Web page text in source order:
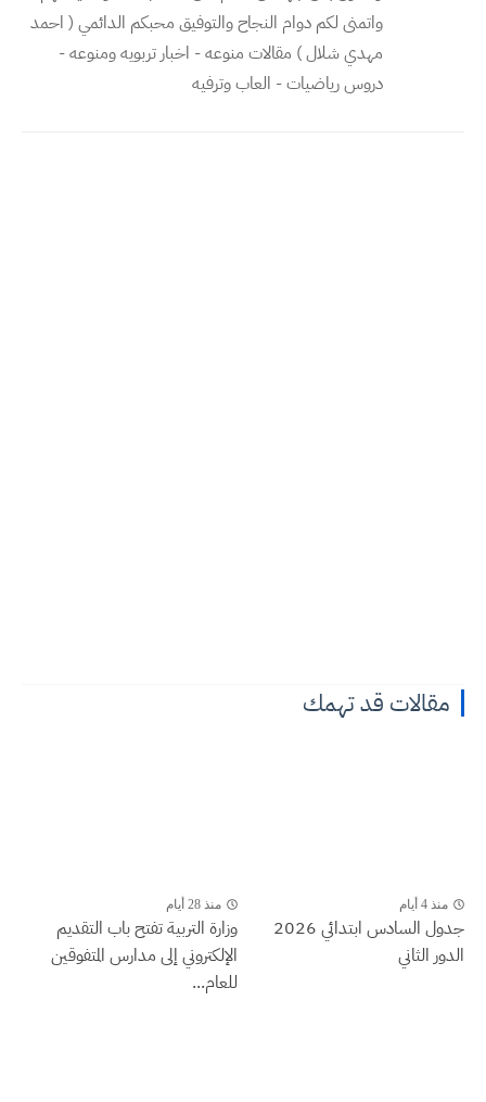
واتمنى لكم دوام النجاح والتوفيق محبكم الدائمي ( احمد
مهدي شلال ) مقالات منوعه - اخبار تربويه ومنوعه -
دروس رياضيات - العاب وترفيه
مقالات قد تهمك
منذ 4 أيام
جدول السادس ابتدائي 2026
الدور الثاني
منذ 28 أيام
وزارة التربية تفتح باب التقديم
الإلكتروني إلى مدارس المتفوقين
للعام...